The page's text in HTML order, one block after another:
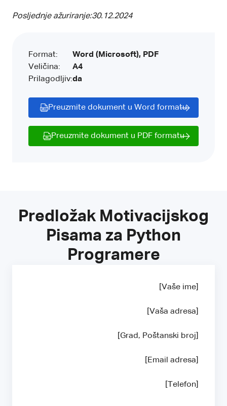
Posljednje ažuriranje:30.12.2024
Format:
Veličina:
Prilagodljiv:
Word (Microsoft), PDF
A4
da
Preuzmite dokument u Word formatu
Preuzmite dokument u PDF formatu
Predložak Motivacijskog
Pisama za Python
Programere
[Vaše ime]
[Vaša adresa]
[Grad, Poštanski broj]
[Email adresa]
[Telefon]